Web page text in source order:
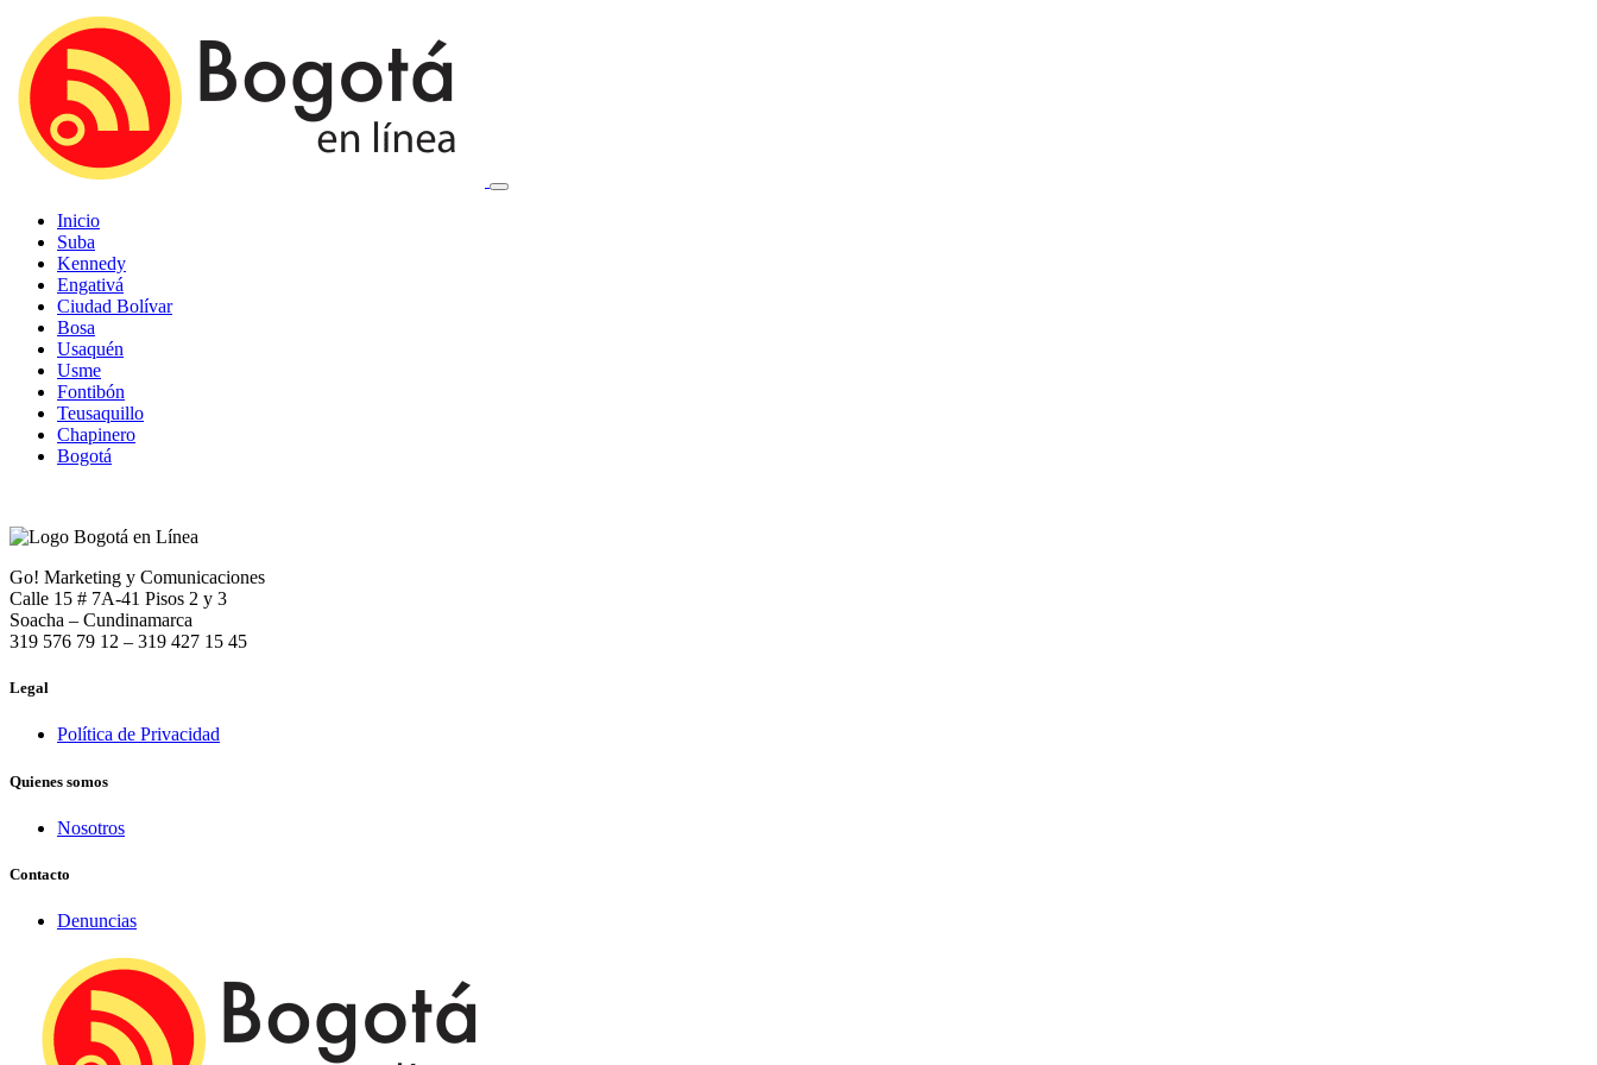
Inicio
Suba
Kennedy
Engativá
Ciudad Bolívar
Bosa
Usaquén
Usme
Fontibón
Teusaquillo
Chapinero
Bogotá
Go! Marketing y Comunicaciones
Calle 15 # 7A-41 Pisos 2 y 3
Soacha – Cundinamarca
319 576 79 12 – 319 427 15 45
Legal
Política de Privacidad
Quienes somos
Nosotros
Contacto
Denuncias